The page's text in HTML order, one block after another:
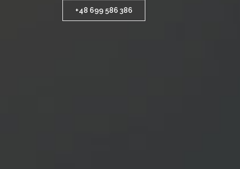
+48 699 586 386